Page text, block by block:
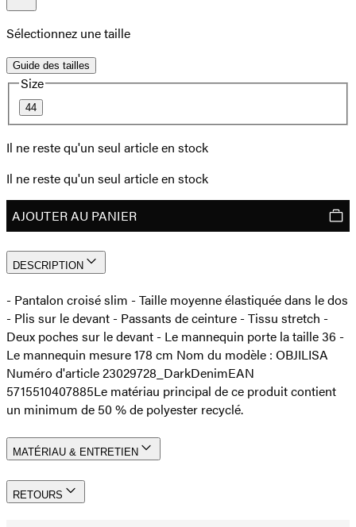
Sélectionnez une taille
Guide des tailles
Size
44
Il ne reste qu'un seul article en stock
Il ne reste qu'un seul article en stock
AJOUTER AU PANIER
DESCRIPTION
- Pantalon croisé slim - Taille moyenne élastiquée dans le dos
- Plis sur le devant - Passants de ceinture - Tissu stretch -
Deux poches sur le devant - Le mannequin porte la taille 36 -
Le mannequin mesure 178 cm Nom du modèle : OBJILISA
Numéro d'article 23029728_DarkDenimEAN
5715510407885Le matériau principal de ce produit contient
un minimum de 50 % de polyester recyclé.
MATÉRIAU & ENTRETIEN
RETOURS